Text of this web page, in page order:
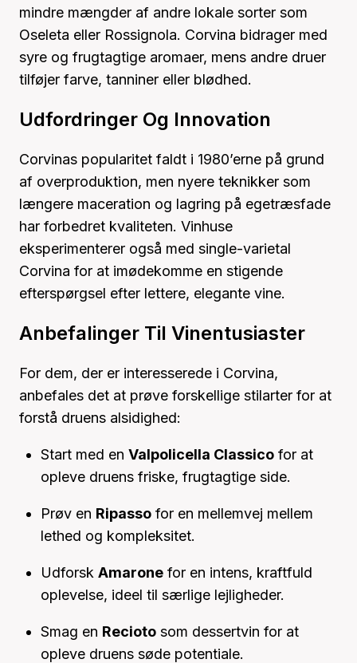
mindre mængder af andre lokale sorter som
Oseleta eller Rossignola. Corvina bidrager med
syre og frugtagtige aromaer, mens andre druer
tilføjer farve, tanniner eller blødhed.
Udfordringer Og Innovation
Corvinas popularitet faldt i 1980’erne på grund
af overproduktion, men nyere teknikker som
længere maceration og lagring på egetræsfade
har forbedret kvaliteten. Vinhuse
eksperimenterer også med single-varietal
Corvina for at imødekomme en stigende
efterspørgsel efter lettere, elegante vine.
Anbefalinger Til Vinentusiaster
For dem, der er interesserede i Corvina,
anbefales det at prøve forskellige stilarter for at
forstå druens alsidighed:
Start med en Valpolicella Classico for at
opleve druens friske, frugtagtige side.
Prøv en Ripasso for en mellemvej mellem
lethed og kompleksitet.
Udforsk Amarone for en intens, kraftfuld
oplevelse, ideel til særlige lejligheder.
Smag en Recioto som dessertvin for at
opleve druens søde potentiale.